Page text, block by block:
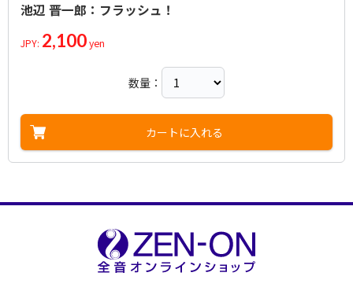
池辺 晋一郎：フラッシュ！
JPY: 2,100yen
数量：
カートに入れる